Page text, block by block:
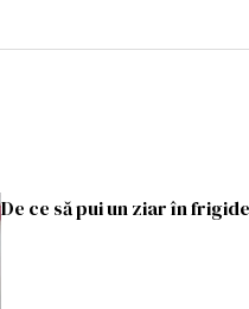
De ce să pui un ziar în